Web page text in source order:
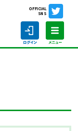
OFFICIAL
SNS
遺言書のお話し